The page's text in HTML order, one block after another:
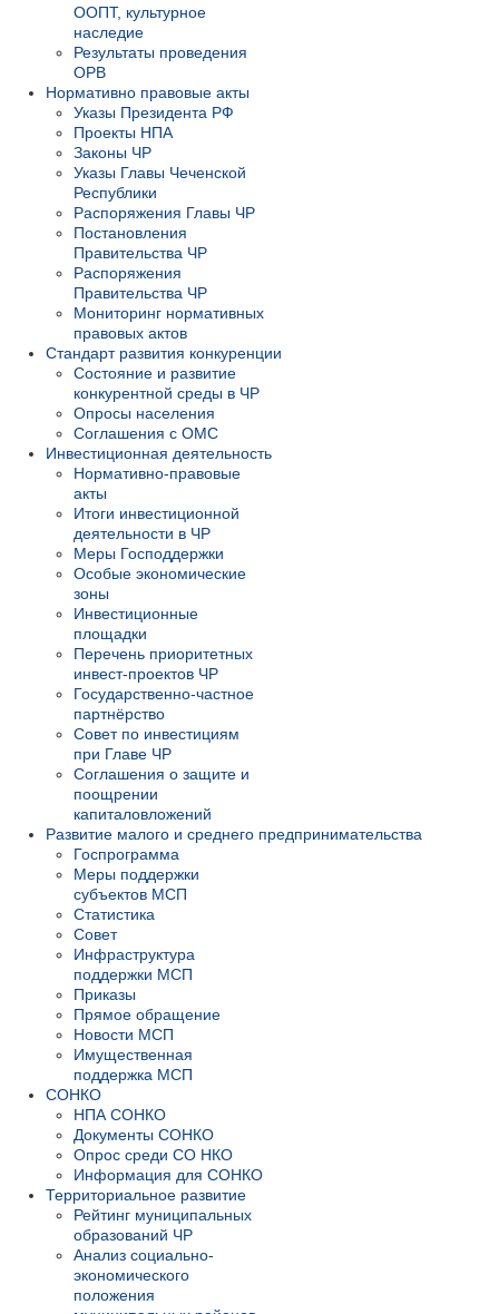
ООПТ, культурное
наследие
Результаты проведения
ОРВ
Нормативно правовые акты
Указы Президента РФ
Проекты НПА
Законы ЧР
Указы Главы Чеченской
Республики
Распоряжения Главы ЧР
Постановления
Правительства ЧР
Распоряжения
Правительства ЧР
Мониторинг нормативных
правовых актов
Стандарт развития конкуренции
Состояние и развитие
конкурентной среды в ЧР
Опросы населения
Соглашения с ОМС
Инвестиционная деятельность
Нормативно-правовые
акты
Итоги инвестиционной
деятельности в ЧР
Меры Господдержки
Особые экономические
зоны
Инвестиционные
площадки
Перечень приоритетных
инвест-проектов ЧР
Государственно-частное
партнёрство
Совет по инвестициям
при Главе ЧР
Соглашения о защите и
поощрении
капиталовложений
Развитие малого и среднего предпринимательства
Госпрограмма
Меры поддержки
субъектов МСП
Статистика
Совет
Инфраструктура
поддержки МСП
Приказы
Прямое обращение
Новости МСП
Имущественная
поддержка МСП
СОНКО
НПА СОНКО
Документы СОНКО
Опрос среди СО НКО
Информация для СОНКО
Территориальное развитие
Рейтинг муниципальных
образований ЧР
Анализ социально-
экономического
положения